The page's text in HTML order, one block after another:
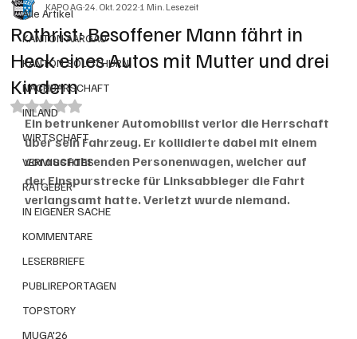
Alle Artikel
KANTON AARGAU
KANTON SOLOTHURN
NACHBARSCHAFT
INLAND
WIRTSCHAFT
VERMISCHTES
RATGEBER
IN EIGENER SACHE
KOMMENTARE
LESERBRIEFE
PUBLIREPORTAGEN
TOPSTORY
MUGA'26
Rothrist: Besoffener Mann fährt in
Heck eines Autos mit Mutter und drei
Kindern
KAPO AG24. Okt. 20221 Min. Lesezeit
Mit NaN von 5 Sternen bewertet.
Ein betrunkener Automobilist verlor die Herrschaft
über sein Fahrzeug. Er kollidierte dabei mit einem
vorausfahrenden Personenwagen, welcher auf
der Einspurstrecke für Linksabbieger die Fahrt
verlangsamt hatte. Verletzt wurde niemand.